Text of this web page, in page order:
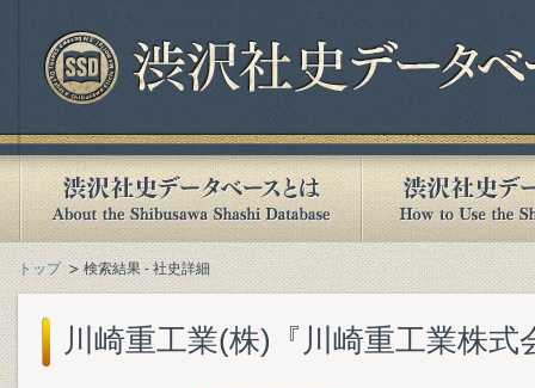
トップ 検索結果 - 社史詳細
川崎重工業(株)『川崎重工業株式